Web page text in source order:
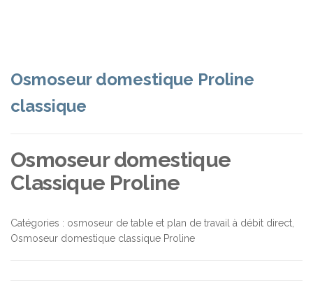
Osmoseur domestique Proline
classique
Osmoseur domestique
Classique Proline
Catégories : osmoseur de table et plan de travail à débit direct
Osmoseur domestique classique Proline